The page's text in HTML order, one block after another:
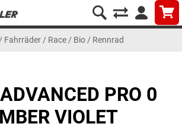
Fahrräder/ Race/ Bio / Rennrad
PRO 0
VIOLET